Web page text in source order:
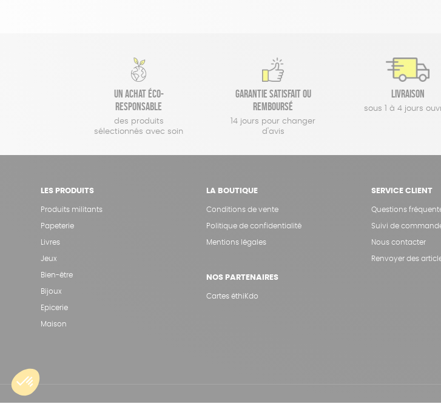
Un achat éco-
responsable
des produits
sélectionnés avec soin
Garantie satisfait ou
remboursé
14 jours pour changer
d'avis
Livraison
sous 1 à 4 jours
LES PRODUITS
Produits militants
Papeterie
Livres
Jeux
Bien-être
Bijoux
Epicerie
Maison
LA BOUTIQUE
Conditions de vente
Politique de confidentialité
Mentions légales
NOS PARTENAIRES
Cartes éthiKdo
SERVICE CLIENT
Questions
Suivi de
Nous contacter
Renvoyer des